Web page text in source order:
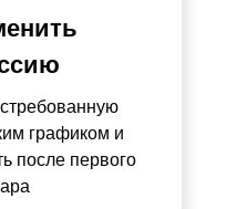
графиком и
после первого